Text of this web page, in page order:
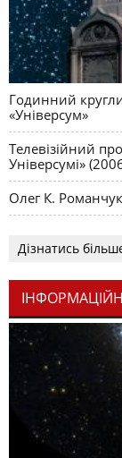
Годинний
«Універсум»
Телевізійний
Універсумі»
Олег К.
Дізнатись